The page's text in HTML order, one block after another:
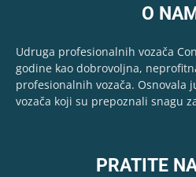
O
Udruga profesionalnih vozača
godine kao dobrovoljna,
profesionalnih vozača. Osnovala
vozača koji su prepoznali snagu
PRATITE